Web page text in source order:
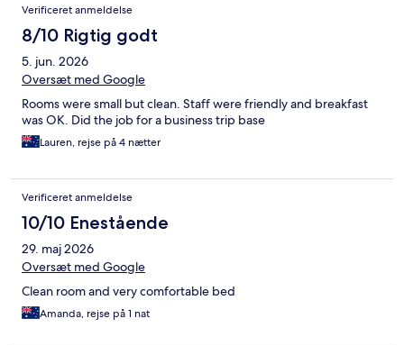
Verificeret anmeldelse
8/10 Rigtig godt
5. jun. 2026
Oversæt med Google
Rooms were small but clean. Staff were friendly and breakfast
was OK. Did the job for a business trip base
Lauren, rejse på 4 nætter
Verificeret anmeldelse
10/10 Enestående
29. maj 2026
Oversæt med Google
Clean room and very comfortable bed
Amanda, rejse på 1 nat